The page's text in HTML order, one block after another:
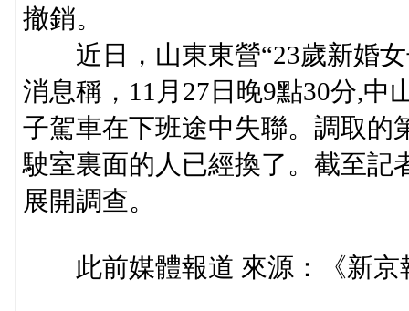
撤銷。
近日，山東東營“23歲新婚女
消息稱，11月27日晚9點30分,中
子駕車在下班途中失聯。調取的
駛室裏面的人已經換了。截至記
展開調查。
此前媒體報道 來源：《新京